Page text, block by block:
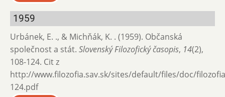
1959
Urbánek, E. ., & Michňák, K. . (1959). Občanská
společnost a stát. Slovenský Filozofický časopis, 14(2),
108-124. Cit z
http://www.filozofia.sav.sk/sites/default/files/doc/
124.pdf